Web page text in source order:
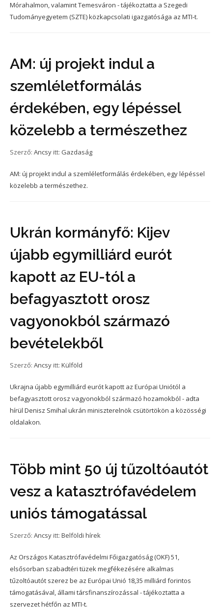
Mórahalmon, valamint Temesváron - tájékoztatta a Szegedi
Tudományegyetem (SZTE) közkapcsolati igazgatósága az MTI-t.
AM: új projekt indul a
szemléletformálás
érdekében, egy lépéssel
közelebb a természethez
Szerző: Ancsy itt: Gazdaság
AM: új projekt indul a szemléletformálás érdekében, egy lépéssel
közelebb a természethez.
Ukrán kormányfő: Kijev
újabb egymilliárd eurót
kapott az EU-tól a
befagyasztott orosz
vagyonokból származó
bevételekből
Szerző: Ancsy itt: Külföld
Ukrajna újabb egymilliárd eurót kapott az Európai Uniótól a
befagyasztott orosz vagyonokból származó hozamokból - adta
hírül Denisz Smihal ukrán miniszterelnök csütörtökön a közösségi
oldalakon.
Több mint 50 új tűzoltóautót
vesz a katasztrófavédelem
uniós támogatással
Szerző: Ancsy itt: Belföldi hírek
Az Országos Katasztrófavédelmi Főigazgatóság (OKF) 51,
elsősorban szabadtéri tüzek megfékezésére alkalmas
tűzoltóautót szerez be az Európai Unió 18,35 milliárd forintos
támogatásával, állami társfinanszírozással - tájékoztatta a
szervezet hétfőn az MTI-t.